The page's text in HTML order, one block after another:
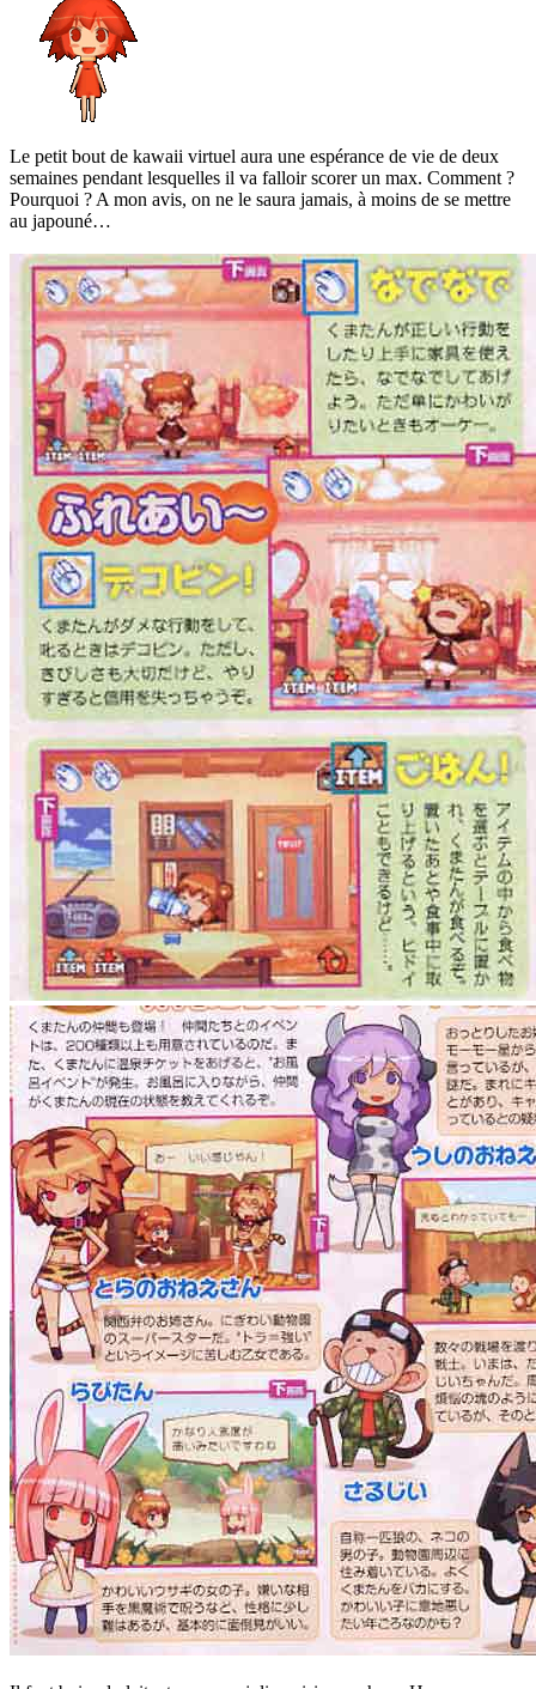
Le petit bout de kawaii virtuel aura une espérance de vie de deux
semaines pendant lesquelles il va falloir scorer un max. Comment ?
Pourquoi ? A mon avis, on ne le saura jamais, à moins de se mettre
au japouné…